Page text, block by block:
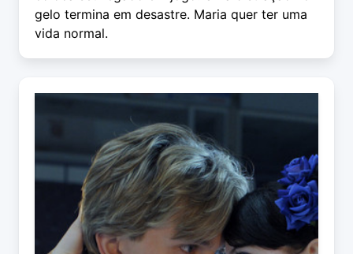
gelo termina em desastre. Maria quer ter uma
vida normal.